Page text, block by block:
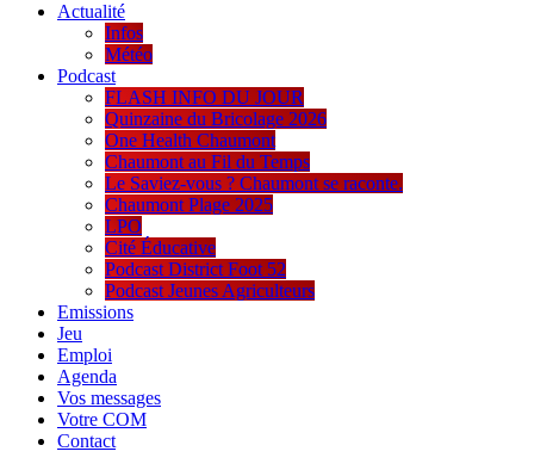
Actualité
Infos
Météo
Podcast
FLASH INFO DU JOUR
Quinzaine du Bricolage 2026
One Health Chaumont
Chaumont au Fil du Temps
Le Saviez-vous ? Chaumont se raconte.
Chaumont Plage 2025
LPO
Cité Éducative
Podcast District Foot 52
Podcast Jeunes Agriculteurs
Emissions
Jeu
Emploi
Agenda
Vos messages
Votre COM
Contact